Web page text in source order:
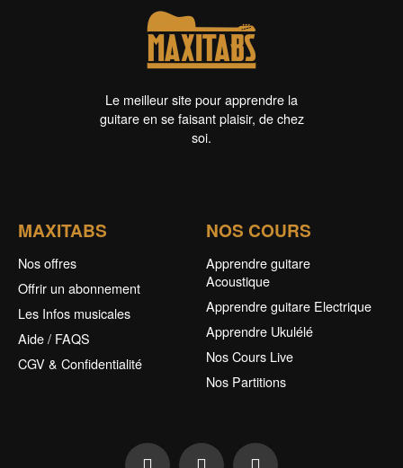
Le meilleur site pour apprendre la
guitare en se faisant plaisir, de chez
soi.
MAXITABS
Nos offres
Offrir un abonnement
Les Infos musicales
Aide / FAQS
CGV & Confidentialité
NOS COURS
Apprendre guitare
Acoustique
Apprendre guitare Electrique
Apprendre Ukulélé
Nos Cours Live
Nos Partitions